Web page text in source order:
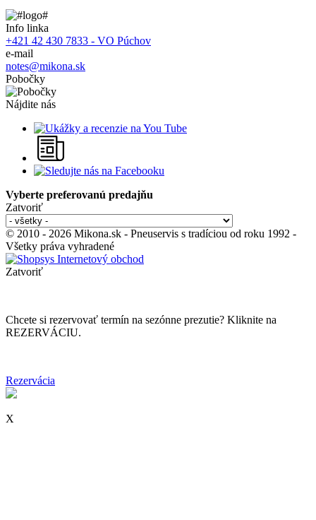
Info linka
+421 42 430 7833 - VO Púchov
e-mail
notes@mikona.sk
Pobočky
Nájdite nás
Vyberte preferovanú predajňu
Zatvoriť
© 2010 - 2026 Mikona.sk - Pneuservis s tradíciou od roku 1992 -
Všetky práva vyhradené
Zatvoriť
Chcete si rezervovať termín na sezónne prezutie? Kliknite na
REZERVÁCIU.
Rezervácia
X